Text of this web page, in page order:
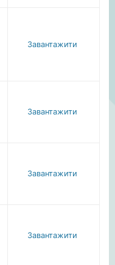
Завантажити
Завантажити
Завантажити
Завантажити